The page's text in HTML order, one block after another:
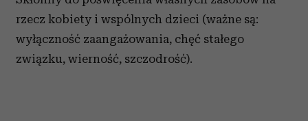
rzecz kobiety i wspólnych dzieci (ważne są:
wyłączność zaangażowania, chęć stałego
związku, wierność, szczodrość).